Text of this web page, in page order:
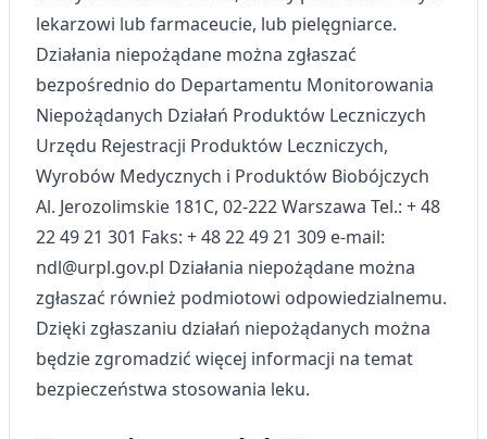
lekarzowi lub farmaceucie, lub pielęgniarce.
Działania niepożądane można zgłaszać
bezpośrednio do Departamentu Monitorowania
Niepożądanych Działań Produktów Leczniczych
Urzędu Rejestracji Produktów Leczniczych,
Wyrobów Medycznych i Produktów Biobójczych
Al. Jerozolimskie 181C, 02-222 Warszawa Tel.: + 48
22 49 21 301 Faks: + 48 22 49 21 309 e-mail:
ndl@urpl.gov.pl Działania niepożądane można
zgłaszać również podmiotowi odpowiedzialnemu.
Dzięki zgłaszaniu działań niepożądanych można
będzie zgromadzić więcej informacji na temat
bezpieczeństwa stosowania leku.
spersonalizowanych reklam
Tworzenie profili w celu personalizacji treści
Wykorzystywanie profili w celu doboru
spersonalizowanych treści
Pomiar efektywności reklam
Pomiar efektywności treści
kombinacji danych z różnych źródeł
Rozwój i ulepszanie usług
Wykorzystywanie ograniczonych danych do
wyboru treści